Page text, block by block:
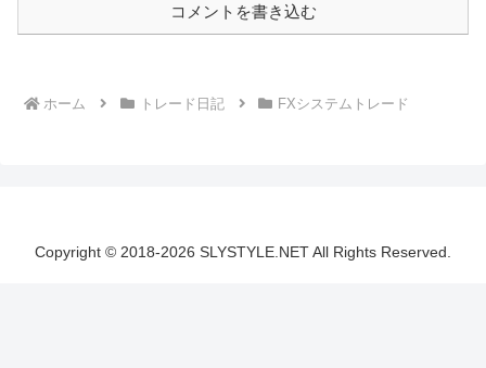
コメントを書き込む
ホーム トレード日記 FXシステムトレード
Copyright © 2018-2026 SLYSTYLE.NET All Rights Reserved.